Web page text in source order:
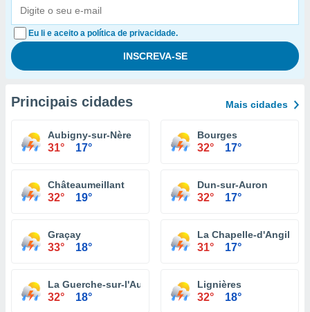
Eu li e aceito a política de privacidade.
Principais cidades Mais cidades
Aubigny-sur-Nère
31° 17°
Bourges
32° 17°
Châteaumeillant
32° 19°
Dun-sur-Auron
32° 17°
Graçay
33° 18°
La Chapelle-d'Angillon
31° 17°
La Guerche-sur-l'Aubois
32° 18°
Lignières
32° 18°